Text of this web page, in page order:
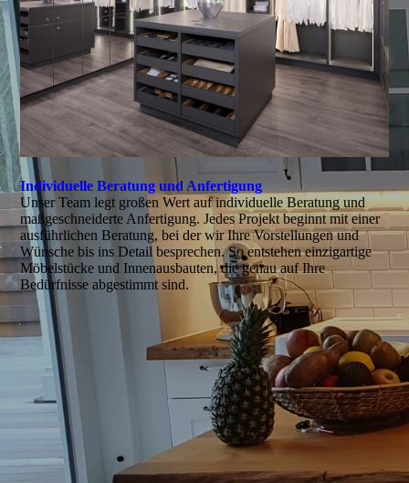
Individuelle Beratung und Anfertigung
Unser Team legt großen Wert auf individuelle Beratung und
maßgeschneiderte Anfertigung. Jedes Projekt beginnt mit einer
ausführlichen Beratung, bei der wir Ihre Vorstellungen und
Wünsche bis ins Detail besprechen. So entstehen einzigartige
Möbelstücke und Innenausbauten, die genau auf Ihre
Bedürfnisse abgestimmt sind.